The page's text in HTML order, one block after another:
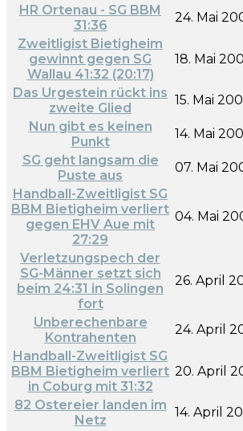
HR Ortenau - SG BBM
31:36
24. Mai
Zweitligist Bietigheim
gewinnt gegen SG
Wallau 41:32 (20:17)
18. Mai
Das Urgestein rückt ins
zweite Glied
15. Mai
Nun gibt es keinen
Punkt
14. Mai
SG geht langsam die
Puste aus
07. Mai
Handball-Zweitligist SG
BBM Bietigheim verliert
gegen EHV Aue mit
27:29
04. Mai
Verletzungspech der
SG-Männer setzt sich
beim 24:31 in Solingen
fort
26. April
Unberechenbare
Kontrahenten
24. April
Handball-Zweitligist SG
BBM Bietigheim verliert
in Coburg mit 31:32
20. April
82 Ostereier landen im
Netz
14. April